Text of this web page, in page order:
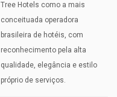
Tree Hotels como a mais
conceituada operadora
brasileira de hotéis, com
reconhecimento pela alta
qualidade, elegância e estilo
próprio de serviços.